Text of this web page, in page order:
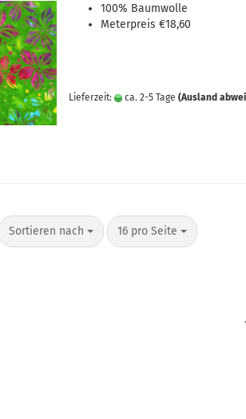
100% Baumwolle
Meterpreis €18,60
Lieferzeit: ca. 2-5 Tage (Ausland
Sortieren nach
Sortieren nach 16 pro Seite
pro Seite